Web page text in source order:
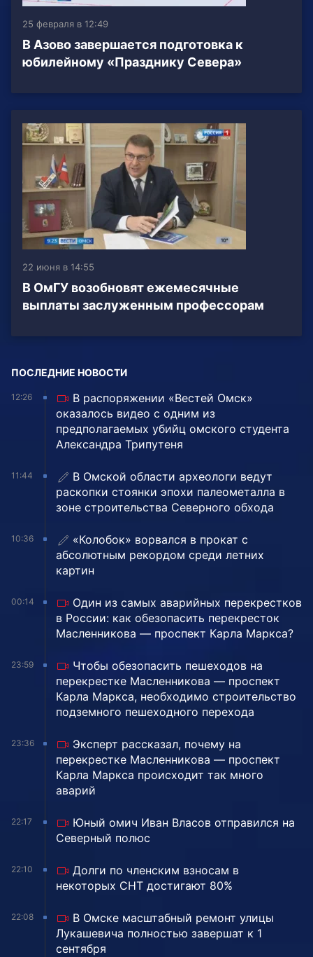
25 февраля в 12:49
В Азово завершается подготовка к
юбилейному «Празднику Севера»
22 июня в 14:55
В ОмГУ возобновят ежемесячные
выплаты заслуженным профессорам
ПОСЛЕДНИЕ НОВОСТИ
12:26
В распоряжении «Вестей Омск»
оказалось видео с одним из
предполагаемых убийц омского студента
Александра Трипутеня
11:44
В Омской области археологи ведут
раскопки стоянки эпохи палеометалла в
зоне строительства Северного обхода
10:36
«Колобок» ворвался в прокат с
абсолютным рекордом среди летних
картин
00:14
Один из самых аварийных перекрестков
в России: как обезопасить перекресток
Масленникова — проспект Карла Маркса?
23:59
Чтобы обезопасить пешеходов на
перекрестке Масленникова — проспект
Карла Маркса, необходимо строительство
подземного пешеходного перехода
23:36
Эксперт рассказал, почему на
перекрестке Масленникова — проспект
Карла Маркса происходит так много
аварий
22:17
Юный омич Иван Власов отправился на
Северный полюс
22:10
Долги по членским взносам в
некоторых СНТ достигают 80%
22:08
В Омске масштабный ремонт улицы
Лукашевича полностью завершат к 1
сентября